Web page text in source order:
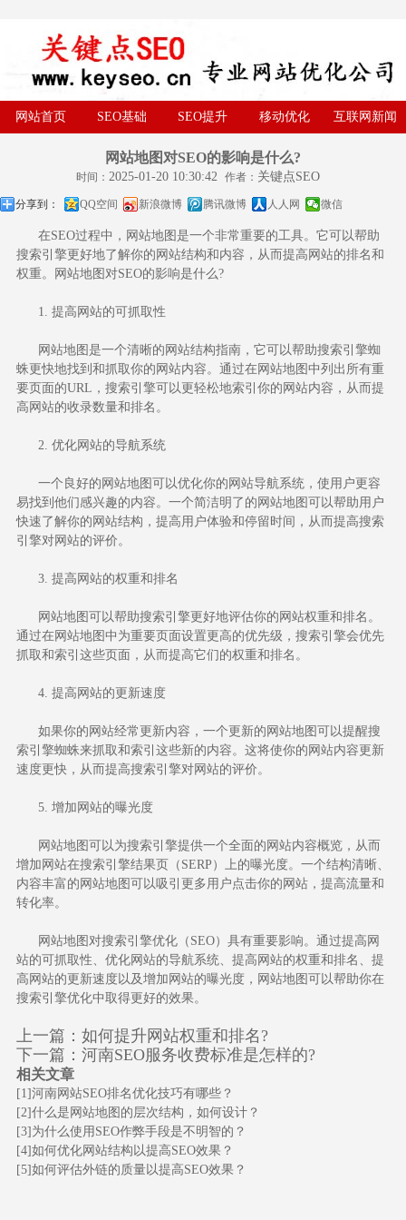
网站首页 SEO基础 SEO提升 移动优化 互联网新闻
网站地图对SEO的影响是什么?
时间： 2025-01-20 10:30:42 作者： 关键点SEO
分享到： QQ空间 新浪微博 腾讯微博 人人网 微信
在SEO过程中， 网站地图 是一个非常重要的工具。它可以帮助
搜索引擎更好地了解你的网站结构和内容，从而提高网站的排名和
权重。网站地图对SEO的影响是什么?
1. 提高网站的可抓取性
网站地图是一个清晰的网站结构指南，它可以帮助搜索引擎蜘
蛛更快地找到和抓取你的网站内容。通过在网站地图中列出所有重
要页面的URL，搜索引擎可以更轻松地索引你的网站内容，从而提
高网站的收录数量和排名。
2. 优化网站的导航系统
一个良好的网站地图可以优化你的网站导航系统，使用户更容
易找到他们感兴趣的内容。一个简洁明了的网站地图可以帮助用户
快速了解你的网站结构，提高用户体验和停留时间，从而提高搜索
引擎对网站的评价。
3. 提高网站的权重和排名
网站地图可以帮助搜索引擎更好地评估你的网站权重和排名。
通过在网站地图中为重要页面设置更高的优先级，搜索引擎会优先
抓取和索引这些页面，从而提高它们的权重和排名。
4. 提高网站的更新速度
如果你的网站经常更新内容，一个更新的网站地图可以提醒搜
索引擎蜘蛛来抓取和索引这些新的内容。这将使你的网站内容更新
速度更快，从而提高搜索引擎对网站的评价。
5. 增加网站的曝光度
网站地图可以为搜索引擎提供一个全面的网站内容概览，从而
增加网站在搜索引擎结果页（SERP）上的曝光度。一个结构清晰、
内容丰富的网站地图可以吸引更多用户点击你的网站，提高流量和
转化率。
网站地图对搜索引擎优化（SEO）具有重要影响。通过提高网
站的可抓取性、优化网站的导航系统、提高网站的权重和排名、提
高网站的更新速度以及增加网站的曝光度，网站地图可以帮助你在
搜索引擎优化中取得更好的效果。
上一篇： 如何提升网站权重和排名?
下一篇： 河南SEO服务收费标准是怎样的?
相关文章
[1]河南网站SEO排名优化技巧有哪些？
[2]什么是网站地图的层次结构，如何设计？
[3] 为什么使用SEO作弊手段是不明智的？
[4]如何优化网站结构以提高SEO效果？
[5]如何评估外链的质量以提高SEO效果？